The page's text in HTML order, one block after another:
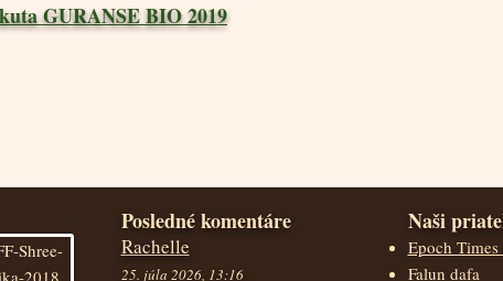
GURANSE BIO 2019
Posledné komentáre
Rachelle
25. júla 2026, 13:16
Naši
Epoch Times
Falun dafa